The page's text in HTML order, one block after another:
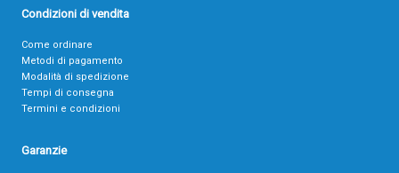
Condizioni di vendita
Come ordinare
Metodi di pagamento
Modalità di spedizione
Tempi di consegna
Termini e condizioni
Garanzie